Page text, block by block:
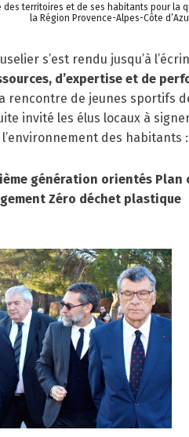
des territoires et de ses habitants pour la
la Région Provence-Alpes-Côte
s’est rendu jusqu’à
d’expertise et de
rencontre de jeunes sportifs
invité les élus locaux à
des habitants :
génération orientés
Zéro déchet plastique